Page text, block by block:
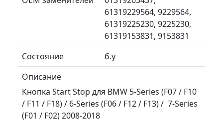
61319229564, 9229564,
61319225230, 9225230,
61319153831, 9153831
Состояние
б.у
Описание
Кнопка Start Stop для BMW 5-Series (F07 / F10
/ F11 / F18) / 6-Series (F06 / F12 / F13) / 7-Series
(F01 / F02) 2008-2018